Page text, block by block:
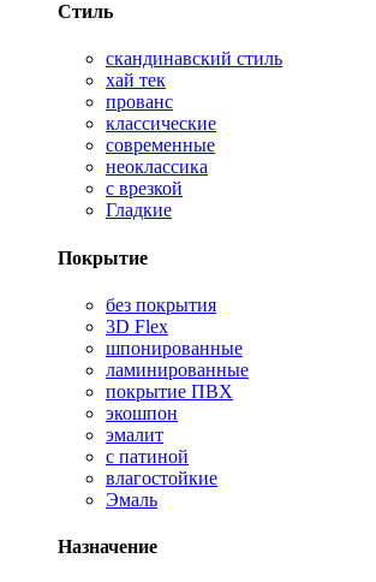
Стиль
скандинавский стиль
хай тек
прованс
классические
современные
неоклассика
с врезкой
Гладкие
Покрытие
без покрытия
3D Flex
шпонированные
ламинированные
покрытие ПВХ
экошпон
эмалит
с патиной
влагостойкие
Эмаль
Назначение